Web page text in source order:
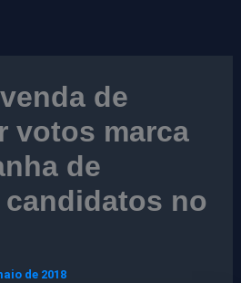
de
votos marca
de
no
de 2018